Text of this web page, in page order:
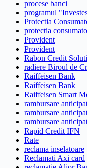
procese banci
programul
Protectia
protectia
Provident
Provident
Rabon Credit
radiere Biroul de
Raiffeisen Bank
Raiffeisen Bank
Raiffeisen Smart
rambursare
rambursare
rambursare
Rapid Credit IFN
Rate
reclama inselatoare
Reclamati Axi card